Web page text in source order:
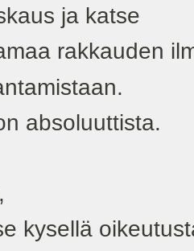
ja katse
rakkauden
absoluuttista.
kysellä